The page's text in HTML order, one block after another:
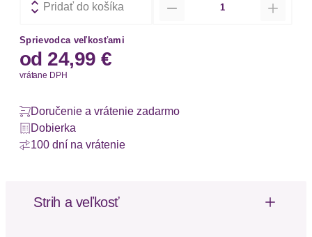
Pridať do košíka
Sprievodca veľkosťami
od 24,99 €
vrátane DPH
Doručenie a vrátenie zadarmo
Dobierka
100 dní na vrátenie
Strih a veľkosť